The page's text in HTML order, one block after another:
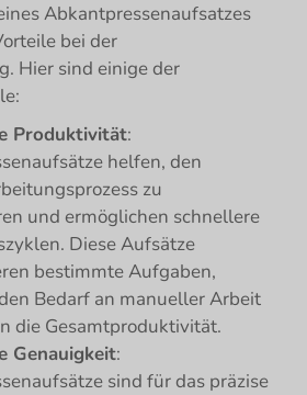
Abkantpressenaufsatzes
bei der
Hier sind einige der
Produktivität:
helfen, den
zu
und ermöglichen schnellere
Diese Aufsätze
bestimmte Aufgaben,
Bedarf an manueller Arbeit
die Gesamtproduktivität.
Genauigkeit:
sind für das präzise